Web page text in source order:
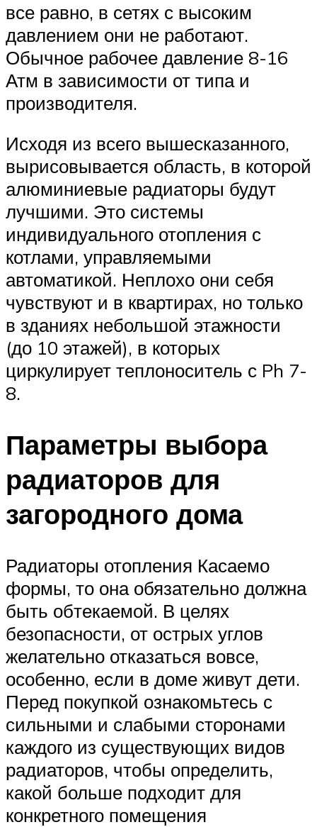
все равно, в сетях с высоким
давлением они не работают.
Обычное рабочее давление 8-16
Атм в зависимости от типа и
производителя.
Исходя из всего вышесказанного,
вырисовывается область, в которой
алюминиевые радиаторы будут
лучшими. Это системы
индивидуального отопления с
котлами, управляемыми
автоматикой. Неплохо они себя
чувствуют и в квартирах, но только
в зданиях небольшой этажности
(до 10 этажей), в которых
циркулирует теплоноситель с Ph 7-
8.
Параметры выбора
радиаторов для
загородного дома
Радиаторы отопления Касаемо
формы, то она обязательно должна
быть обтекаемой. В целях
безопасности, от острых углов
желательно отказаться вовсе,
особенно, если в доме живут дети.
Перед покупкой ознакомьтесь с
сильными и слабыми сторонами
каждого из существующих видов
радиаторов, чтобы определить,
какой больше подходит для
конкретного помещения